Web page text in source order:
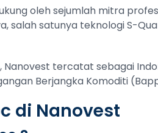
oleh sejumlah mitra
salah satunya teknologi S-
Nanovest tercatat sebagai
Berjangka Komoditi
di Nanovest